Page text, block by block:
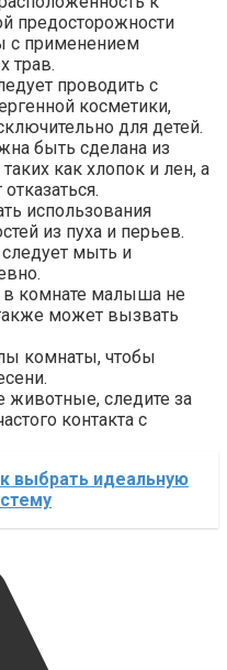
предосторожности
с применением
трав.
проводить с
косметики,
для детей.
быть сделана из
как хлопок и лен, а
использования
из пуха и перьев.
мыть и
в комнате малыша не
может вызвать
комнаты, чтобы
животные, следите за
контакта с
выбрать идеальную